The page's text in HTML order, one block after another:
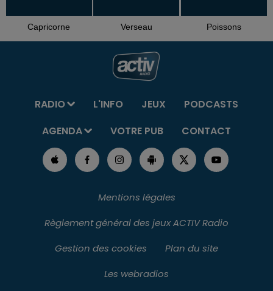
Capricorne Verseau Poissons
RADIO L'INFO JEUX
PODCASTS
AGENDA
VOTRE PUB CONTACT
Mentions légales
Règlement général des jeux ACTIV Radio
Gestion des cookies
Plan du site
Les webradios